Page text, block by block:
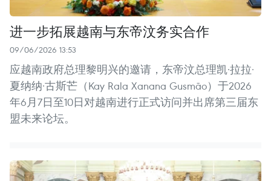
进一步拓展越南与东帝汶务实合作
09/06/2026 13:53
应越南政府总理黎明兴的邀请，东帝汶总理凯·拉拉·
夏纳纳·古斯芒（Kay Rala Xanana Gusmão）于2026
年6月7日至10日对越南进行正式访问并出席第三届东
盟未来论坛。